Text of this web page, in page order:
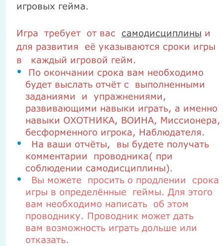
игровых гейма.
Игра требует от вас самодисциплины и
для развития
её указываются сроки игры
в
каждый игровой гейм.
По окончании срока вам необходимо
будет выслать отчёт с выполненными
заданиями и упражнениями,
развивающими навыки играть, а именно
навыки ОХОТНИКА, ВОИНА, Миссионера,
бесформенного игрока, Наблюдателя.
На ваши отчёты, вы будете получать
комментарии проводника( при
соблюдении самодисциплины).
Вы можете просить о продлении
срока
игры в определённые
геймы. Для этого
вам необходимо написать
об этом
проводнику. Проводник может дать
вам возможность играть дольше или
отказать.